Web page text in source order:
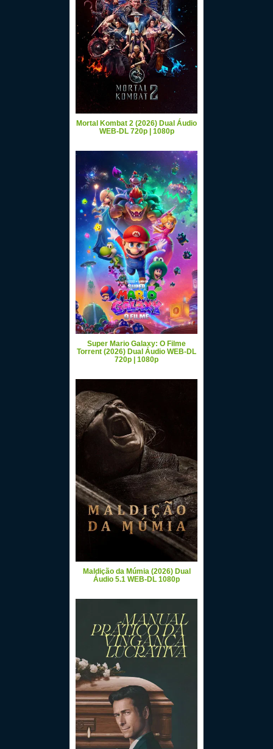
Mortal Kombat 2 (2026) Dual Áudio
WEB-DL 720p | 1080p
Super Mario Galaxy: O Filme
Torrent (2026) Dual Áudio WEB-DL
720p | 1080p
Maldição da Múmia (2026) Dual
Áudio 5.1 WEB-DL 1080p